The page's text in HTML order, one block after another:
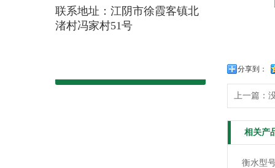
联系地址：江阴市徐霞客镇北
渚村冯家村51号
分享到：
上一篇：
相关产
衡水型